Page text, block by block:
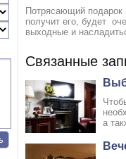
Потрясающий подарок
получит его, будет
выходные и
Связанные
а